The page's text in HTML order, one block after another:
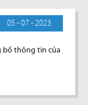
05 - 07 - 2023
bố thông tin của